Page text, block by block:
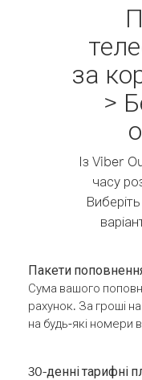
за
>
Із Viber
часу
Пакети
Сума вашого
рахунок. За гроші
на будь-які номери
30-денні тарифні